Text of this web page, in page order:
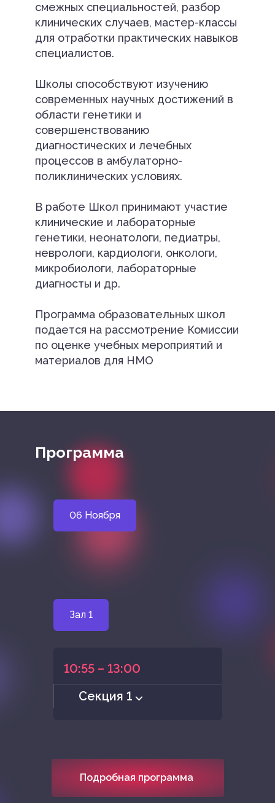
смежных специальностей, разбор
клинических случаев, мастер-классы
для отработки практических навыков
специалистов.
Школы способствуют изучению
современных научных достижений в
области генетики и
совершенствованию
диагностических и лечебных
процессов в амбулаторно-
поликлинических условиях.
В работе Школ принимают участие
клинические и лабораторные
генетики, неонатологи, педиатры,
неврологи, кардиологи, онкологи,
микробиологи, лабораторные
диагносты и др.
Программа образовательных школ
подается на рассмотрение Комиссии
по оценке учебных мероприятий и
материалов для НМО
Программа
06 Ноября
Зал 1
10:55 – 13:00
Секция 1 ⌵
Подробная программа